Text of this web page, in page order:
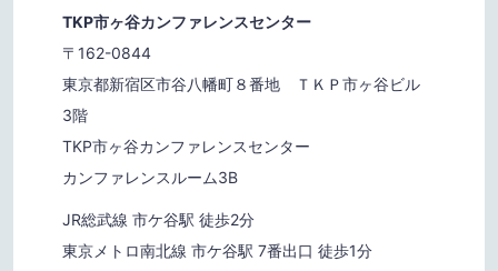
TKP市ヶ谷カンファレンスセンター
〒162-0844
東京都新宿区市谷八幡町８番地 ＴＫＰ市ヶ谷ビル
3階
TKP市ヶ谷カンファレンスセンター
カンファレンスルーム3B
JR総武線 市ケ谷駅 徒歩2分
東京メトロ南北線 市ケ谷駅 7番出口 徒歩1分